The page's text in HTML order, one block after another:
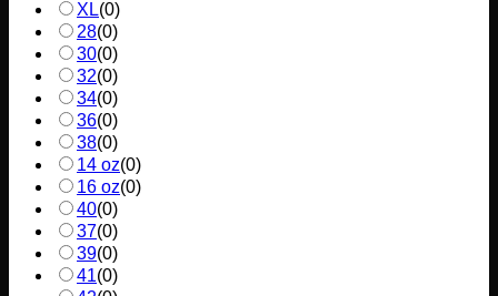
XL(0)
28(0)
30(0)
32(0)
34(0)
36(0)
38(0)
14 oz(0)
16 oz(0)
40(0)
37(0)
39(0)
41(0)